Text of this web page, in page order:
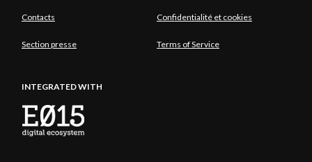
Contacts Confidentialité et cookies
Section presse Terms of Service
INTEGRATED WITH